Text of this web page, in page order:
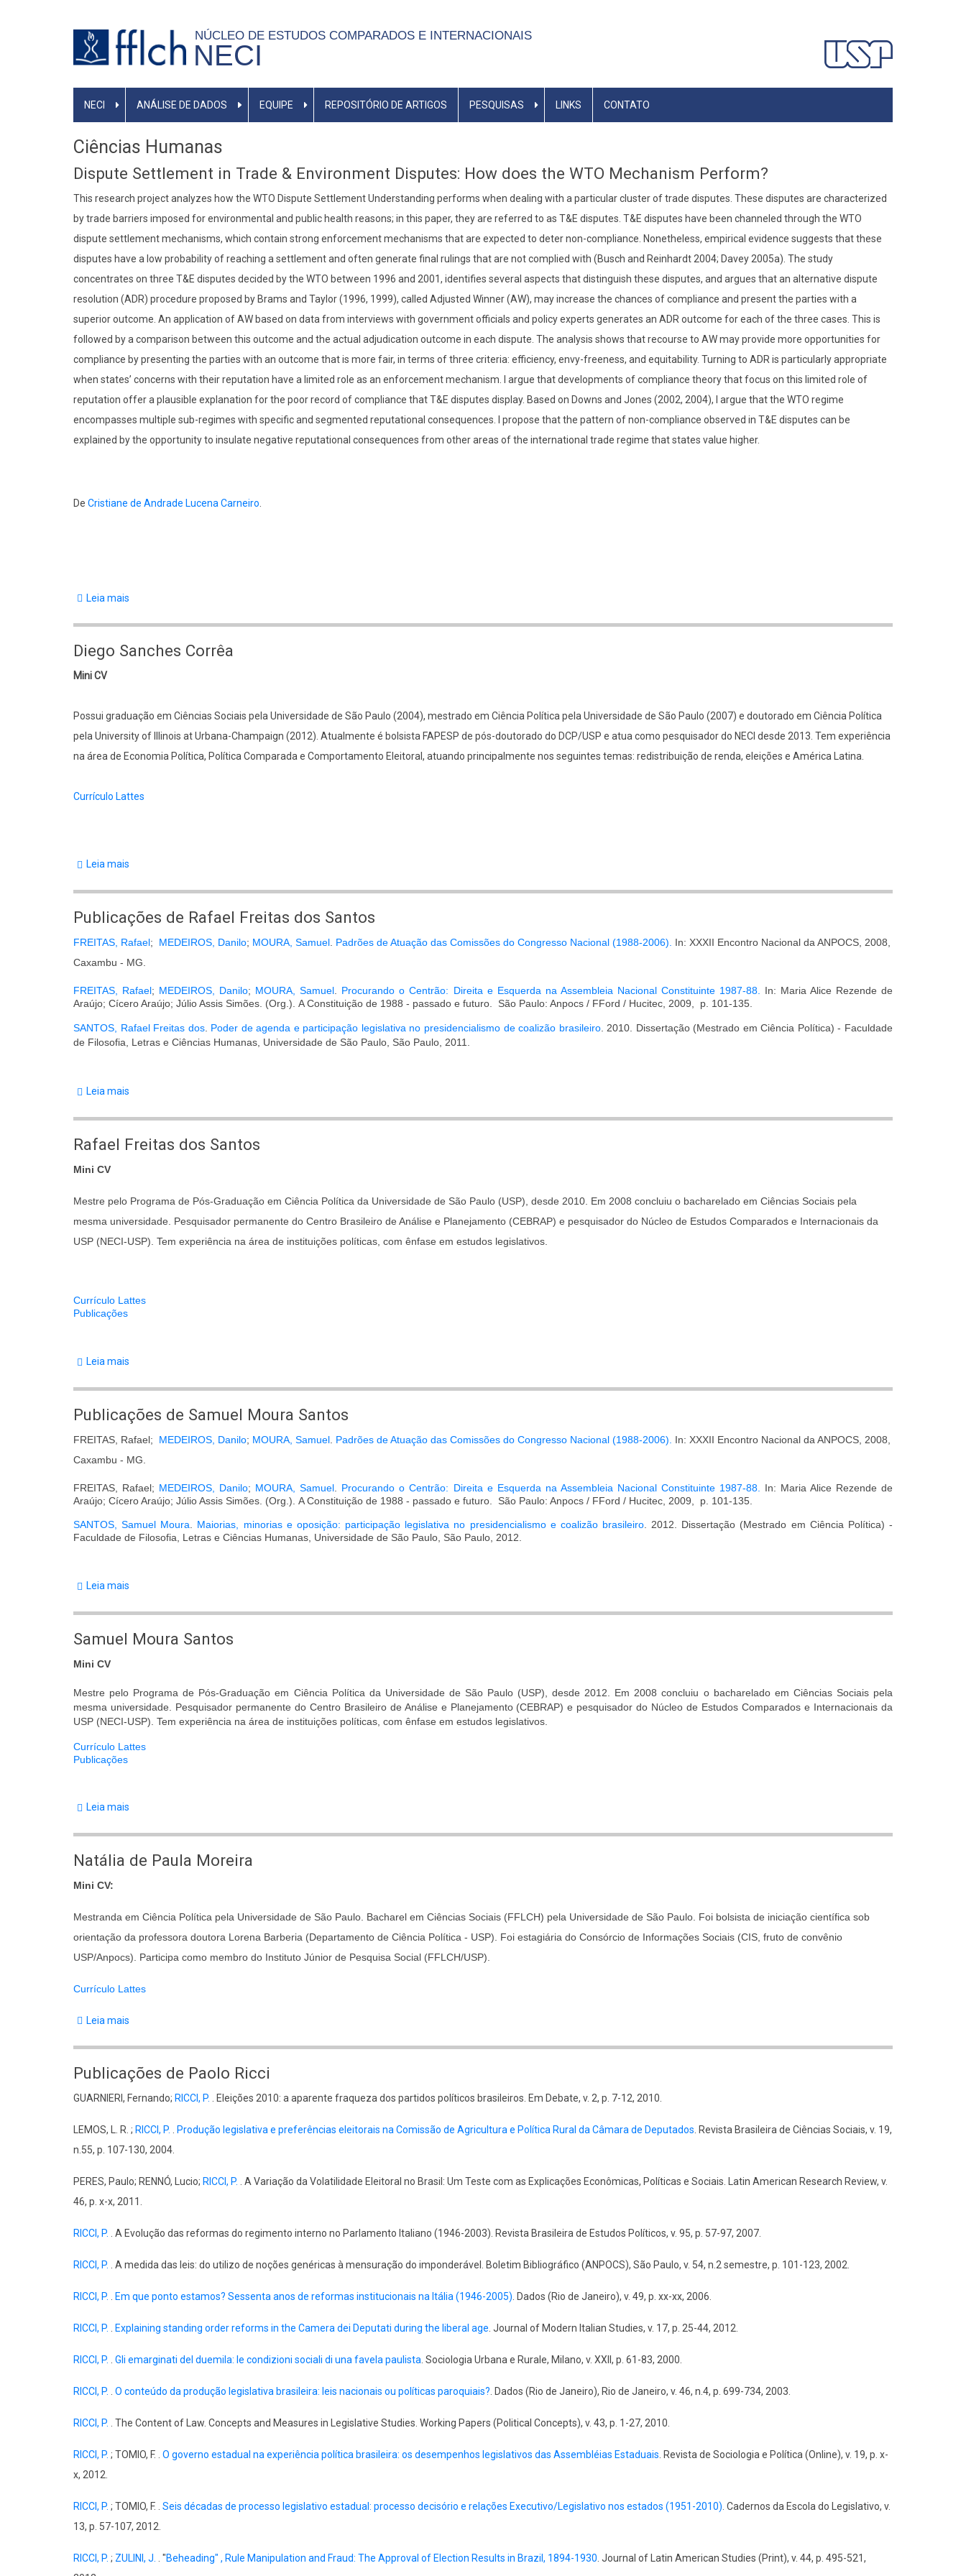
NÚCLEO DE ESTUDOS COMPARADOS E INTERNACIONAIS
NECI
PRIMARY
NECI ANÁLISE DE DADOS EQUIPE REPOSITÓRIO DE ARTIGOS PESQUISAS LINKS CONTATO
Ciências Humanas
Dispute Settlement in Trade & Environment Disputes: How does the WTO Mechanism Perform?
This research project analyzes how the WTO Dispute Settlement Understanding performs when dealing with a particular cluster of trade disputes. These disputes are characterized
by trade barriers imposed for environmental and public health reasons; in this paper, they are referred to as T&E disputes. T&E disputes have been channeled through the WTO
dispute settlement mechanisms, which contain strong enforcement mechanisms that are expected to deter non-compliance. Nonetheless, empirical evidence suggests that these
disputes have a low probability of reaching a settlement and often generate final rulings that are not complied with (Busch and Reinhardt 2004; Davey 2005a). The study
concentrates on three T&E disputes decided by the WTO between 1996 and 2001, identifies several aspects that distinguish these disputes, and argues that an alternative dispute
resolution (ADR) procedure proposed by Brams and Taylor (1996, 1999), called Adjusted Winner (AW), may increase the chances of compliance and present the parties with a
superior outcome. An application of AW based on data from interviews with government officials and policy experts generates an ADR outcome for each of the three cases. This is
followed by a comparison between this outcome and the actual adjudication outcome in each dispute. The analysis shows that recourse to AW may provide more opportunities for
compliance by presenting the parties with an outcome that is more fair, in terms of three criteria: efficiency, envy-freeness, and equitability. Turning to ADR is particularly appropriate
when states’ concerns with their reputation have a limited role as an enforcement mechanism. I argue that developments of compliance theory that focus on this limited role of
reputation offer a plausible explanation for the poor record of compliance that T&E disputes display. Based on Downs and Jones (2002, 2004), I argue that the WTO regime
encompasses multiple sub-regimes with specific and segmented reputational consequences. I propose that the pattern of non-compliance observed in T&E disputes can be
explained by the opportunity to insulate negative reputational consequences from other areas of the international trade regime that states value higher.
De Cristiane de Andrade Lucena Carneiro
Leia mais
in
Environment
Disputes:
How
the
Diego Sanches Corrêa
Mini CV
Possui graduação em Ciências Sociais pela Universidade de São Paulo (2004), mestrado em Ciência Política pela Universidade de São Paulo (2007) e doutorado em Ciência Política
pela University of Illinois at Urbana-Champaign (2012). Atualmente é bolsista FAPESP de pós-doutorado do DCP/USP e atua como pesquisador do NECI desde 2013. Tem experiência
na área de Economia Política, Política Comparada e Comportamento Eleitoral, atuando principalmente nos seguintes temas: redistribuição de renda, eleições e América Latina.
Currículo Lattes
Leia mais
Corrêa
Publicações de Rafael Freitas dos Santos
FREITAS, Rafael; MEDEIROS, Danilo; MOURA, Samuel Padrões de Atuação das Comissões do Congresso Nacional (1988-2006).
In: XXXII Encontro Nacional da ANPOCS, 2008,
Caxambu - MG.
FREITAS, Rafael; MEDEIROS, Danilo; MOURA, Samuel Procurando o Centrão: Direita e Esquerda na Assembleia Nacional Constituinte 1987-88.
In: Maria Alice Rezende de
Araújo; Cícero Araújo; Júlio Assis Simões. (Org.). A Constituição de 1988 - passado e futuro. São Paulo: Anpocs / FFord / Hucitec, 2009, p. 101-135.
SANTOS, Rafael Freitas dos. Poder de agenda e participação legislativa no presidencialismo de coalizão brasileiro. 2010. Dissertação (Mestrado em Ciência Política) - Faculdade
de Filosofia, Letras e Ciências Humanas, Universidade de São Paulo, São Paulo, 2011.
Leia mais
Rafael
Rafael Freitas dos Santos
Mini CV
Mestre pelo Programa de Pós-Graduação em Ciência Política da Universidade de São Paulo (USP), desde 2010. Em 2008 concluiu o bacharelado em Ciências Sociais pela
mesma universidade. Pesquisador permanente do Centro Brasileiro de Análise e Planejamento (CEBRAP) e pesquisador do Núcleo de Estudos Comparados e Internacionais da
USP (NECI-USP). Tem experiência na área de instituições políticas, com ênfase em estudos legislativos.
Currículo Lattes
Publicações
Leia mais
dos
Santos
Publicações de Samuel Moura Santos
FREITAS, Rafael; MEDEIROS, Danilo; MOURA, Samuel Padrões de Atuação das Comissões do Congresso Nacional (1988-2006).
In: XXXII Encontro Nacional da ANPOCS, 2008,
Caxambu - MG.
FREITAS, Rafael; MEDEIROS, Danilo; MOURA, Samuel Procurando o Centrão: Direita e Esquerda na Assembleia Nacional Constituinte 1987-88.
In: Maria Alice Rezende de
Araújo; Cícero Araújo; Júlio Assis Simões. (Org.). A Constituição de 1988 - passado e futuro. São Paulo: Anpocs / FFord / Hucitec, 2009, p. 101-135.
SANTOS, Samuel Moura. Maiorias, minorias e oposição: participação legislativa no presidencialismo e coalizão brasileiro. 2012. Dissertação (Mestrado em Ciência Política) -
Faculdade de Filosofia, Letras e Ciências Humanas, Universidade de São Paulo, São Paulo, 2012.
Leia mais
Samuel
Santos
Samuel Moura Santos
Mini CV
Mestre pelo Programa de Pós-Graduação em Ciência Política da Universidade de São Paulo (USP), desde 2012. Em 2008 concluiu o bacharelado em Ciências Sociais pela
mesma universidade. Pesquisador permanente do Centro Brasileiro de Análise e Planejamento (CEBRAP) e pesquisador do Núcleo de Estudos Comparados e Internacionais da
USP (NECI-USP). Tem experiência na área de instituições políticas, com ênfase em estudos legislativos.
Currículo Lattes
Publicações
Leia mais
Santos
Natália de Paula Moreira
Mini CV:
Mestranda em Ciência Política pela Universidade de São Paulo. Bacharel em Ciências Sociais (FFLCH) pela Universidade de São Paulo. Foi bolsista de iniciação científica sob
orientação da professora doutora Lorena Barberia (Departamento de Ciência Política - USP). Foi estagiária do Consórcio de Informações Sociais (CIS, fruto de convênio
USP/Anpocs). Participa como membro do Instituto Júnior de Pesquisa Social (FFLCH/USP).
Currículo Lattes
Leia mais
Paula
Moreira
Publicações de Paolo Ricci
GUARNIERI, Fernando; RICCI, P. . Eleições 2010: a aparente fraqueza dos partidos políticos brasileiros. Em Debate, v. 2, p. 7-12, 2010.
LEMOS, L. R. ; RICCI, P. Produção legislativa e preferências eleitorais na Comissão de Agricultura e Política Rural da Câmara de Deputados . Revista Brasileira de Ciências Sociais, v. 19,
n.55, p. 107-130, 2004.
PERES, Paulo; RENNÓ, Lucio; RICCI, P.
. A Variação da Volatilidade Eleitoral no Brasil: Um Teste com as Explicações Econômicas, Políticas e Sociais. Latin American Research Review, v.
46, p. x-x, 2011.
RICCI, P. . A Evolução das reformas do regimento interno no Parlamento Italiano (1946-2003). Revista Brasileira de Estudos Políticos, v. 95, p. 57-97, 2007.
RICCI, P. . A medida das leis: do utilizo de noções genéricas à mensuração do imponderável. Boletim Bibliográfico (ANPOCS), São Paulo, v. 54, n.2 semestre, p. 101-123, 2002.
RICCI, P. Em que ponto estamos? Sessenta anos de reformas institucionais na Itália (1946-2005) . Dados (Rio de Janeiro), v. 49, p. xx-xx, 2006.
RICCI, P. Explaining standing order reforms in the Camera dei Deputati during the liberal age . Journal of Modern Italian Studies, v. 17, p. 25-44, 2012.
RICCI, P. Gli emarginati del duemila: le condizioni sociali di una favela paulista . Sociologia Urbana e Rurale, Milano, v. XXII, p. 61-83, 2000.
RICCI, P. O conteúdo da produção legislativa brasileira: leis nacionais ou políticas paroquiais? . Dados (Rio de Janeiro), Rio de Janeiro, v. 46, n.4, p. 699-734, 2003.
RICCI, P. . The Content of Law. Concepts and Measures in Legislative Studies. Working Papers (Political Concepts), v. 43, p. 1-27, 2010.
RICCI, P. ; TOMIO, F. . O governo estadual na experiência política brasileira: os desempenhos legislativos das Assembléias Estaduais . Revista de Sociologia e Política (Online), v. 19, p. x-
x, 2012.
RICCI, P. ; TOMIO, F. . Seis décadas de processo legislativo estadual: processo decisório e relações Executivo/Legislativo nos estados (1951-2010) . Cadernos da Escola do Legislativo, v.
13, p. 57-107, 2012.
RICCI, P. ; ZULINI, J. . "Beheading" , Rule Manipulation and Fraud: The Approval of Election Results in Brazil, 1894-1930 . Journal of Latin American Studies (Print), v. 44, p. 495-521,